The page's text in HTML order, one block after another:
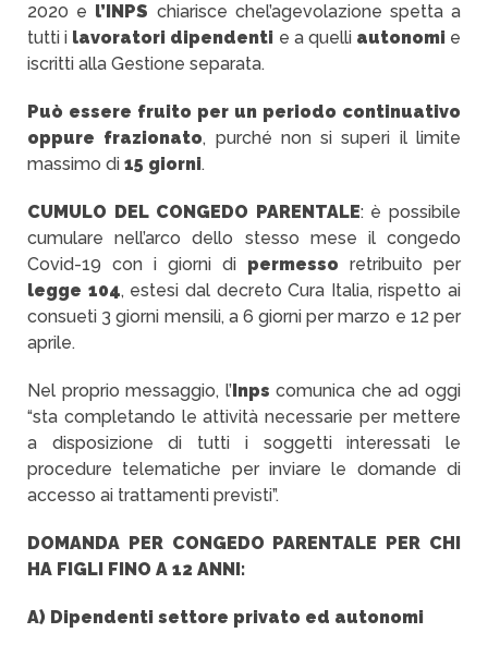
2020 e l’INPS chiarisce chel’agevolazione spetta a
tutti i lavoratori dipendenti e a quelli autonomie
iscritti alla Gestione separata.
Può essere fruito per un periodo continuativo
oppure frazionato, purché non si superi il limite
massimo di 15 giorni.
CUMULO DEL CONGEDO PARENTALE: è possibile
cumulare nell’arco dello stesso mese il congedo
Covid-19 con i giorni di permesso retribuito per
legge 104, estesi dal decreto Cura Italia, rispetto ai
consueti 3 giorni mensili, a 6 giorni per marzo e 12 per
aprile.
Nel proprio messaggio, l’Inps comunica che ad oggi
“sta completando le attività necessarie per mettere
a disposizione di tutti i soggetti interessati le
procedure telematiche per inviare le domande di
accesso ai trattamenti previsti”.
DOMANDA PER CONGEDO PARENTALE PER CHI
HA FIGLI FINO A 12 ANNI:
A) Dipendenti settore privato ed autonomi